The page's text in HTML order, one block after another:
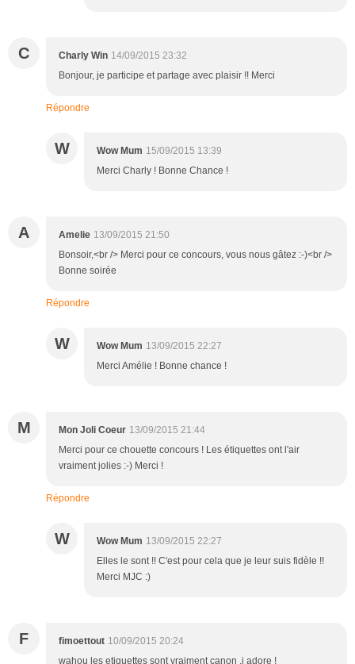
C Charly Win 14/09/2015 23:32
Bonjour, je participe et partage avec plaisir !! Merci
Répondre
W Wow Mum 15/09/2015 13:39
Merci Charly ! Bonne Chance !
A Amelie 13/09/2015 21:50
Bonsoir,<br /> Merci pour ce concours, vous nous gâtez :-)<br />
Bonne soirée
Répondre
W Wow Mum 13/09/2015 22:27
Merci Amélie ! Bonne chance !
M Mon Joli Coeur 13/09/2015 21:44
Merci pour ce chouette concours ! Les étiquettes ont l'air
vraiment jolies :-) Merci !
Répondre
W Wow Mum 13/09/2015 22:27
Elles le sont !! C'est pour cela que je leur suis fidèle !!
Merci MJC :)
F fimoettout 10/09/2015 20:24
wahou les etiquettes sont vraiment canon ,j adore !